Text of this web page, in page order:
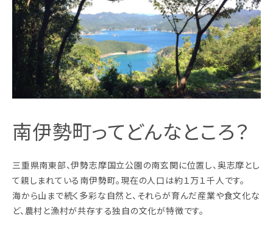
南伊勢町ってどんなところ？
三重県南東部、伊勢志摩国立公園の南玄関に位置し、奥志摩とし
て親しまれている南伊勢町。現在の人口は約１万１千人です。
海から山まで続く多彩な自然と、それらが育んだ産業や食文化な
ど、農村と漁村が共存する独自の文化が特徴です。